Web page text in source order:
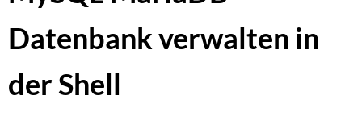
Datenbank verwalten in
der Shell